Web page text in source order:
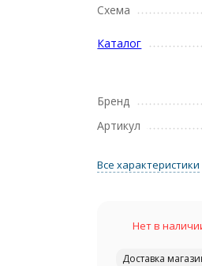
Схема
Каталог
Бренд
Артикул
Все характеристики
Нет в
Доставка